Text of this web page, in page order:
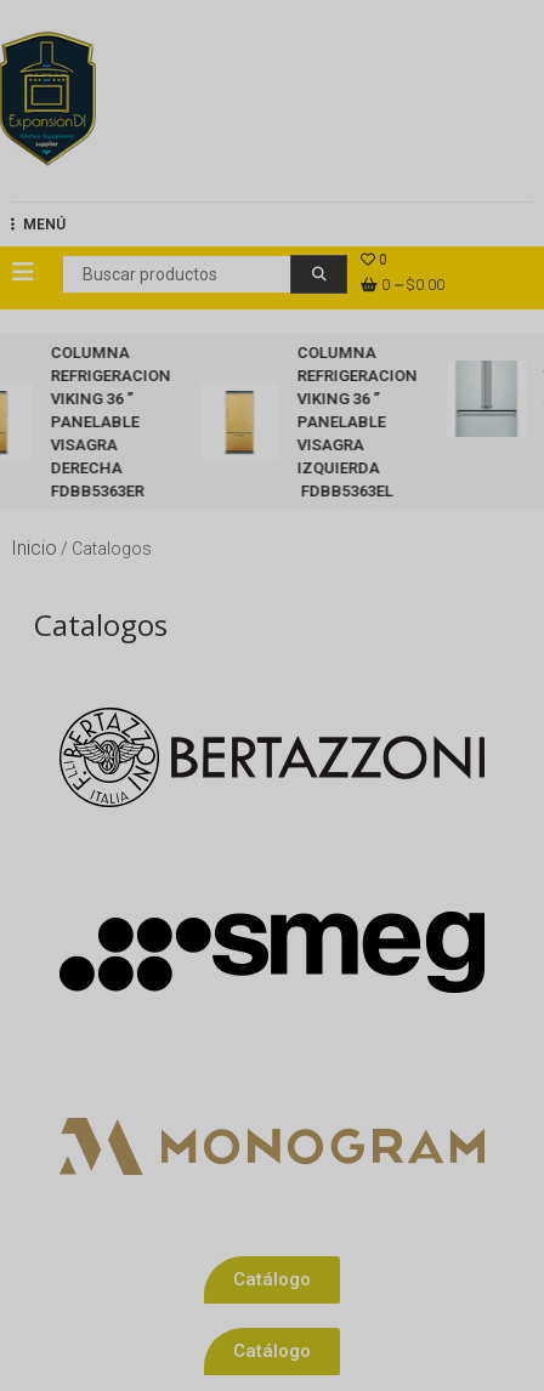
MENÚ
0
0
$0.00
COLUMNA
REFRIGERACION
VIKING 36 ”
PANELABLE
VISAGRA
DERECHA
FDBB5363ER
COLUMNA
REFRIGERACION
VIKING 36 ”
PANELABLE
VISAGRA
IZQUIERDA
FDBB5363EL
Inicio / Catalogos
Catalogos
Catálogo
Catálogo